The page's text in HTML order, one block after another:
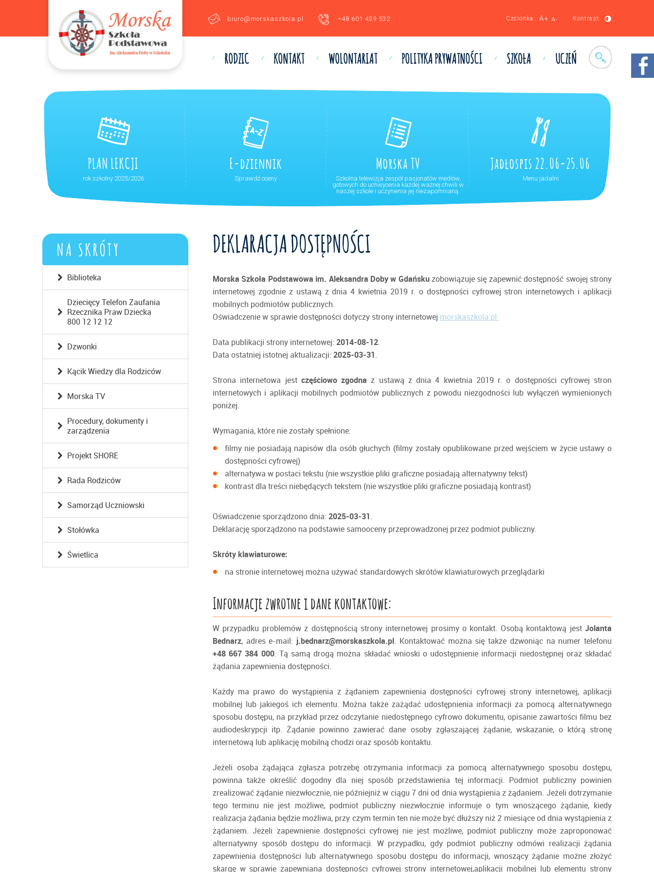
Czcionka: A+ A- Kontrast:
biuro@morskaszkola.pl +48 601 439 532
RODZIC KONTAKT WOLONTARIAT POLITYKA PRYWATNOŚCI SZKOŁA UCZEŃ
Deklaracja dostępności
PLAN LEKCJI
rok szkolny 2025/2026
E-dziennik
Sprawdź oceny
Morska TV
Szkolna telewizja zespół pasjonatów mediów,
gotowych do uchwycenia każdej ważnej chwili w
naszej szkole i uczynienia jej niezapomnianą.
Jadłospis 22.06-25.06
Menu jadalni
NA SKRÓTY
Biblioteka
Dziecięcy Telefon Zaufania
Rzecznika Praw Dziecka
800 12 12 12
Dzwonki
Kącik Wiedzy dla Rodziców
Morska TV
Procedury, dokumenty i
zarządzenia
Projekt SHORE
Rada Rodziców
Samorząd Uczniowski
Stołówka
Świetlica
DEKLARACJA DOSTĘPNOŚCI
Morska Szkoła Podstawowa im. Aleksandra Doby w Gdańskuzobowiązuje się zapewnić dostępność swojej strony
internetowej zgodnie z ustawą z dnia 4 kwietnia 2019 r. o dostępności cyfrowej stron internetowych i aplikacji
mobilnych podmiotów publicznych.
Oświadczenie w sprawie dostępności dotyczy strony internetowej morskaszkola.pl
Data publikacji strony internetowej: 2014-08-12.
Data ostatniej istotnej aktualizacji: 2025-03-31.
Strona internetowa jest częściowo zgodna z ustawą z dnia 4 kwietnia 2019 r. o dostępności cyfrowej stron
internetowych i aplikacji mobilnych podmiotów publicznych z powodu niezgodności lub wyłączeń wymienionych
poniżej.
Wymagania, które nie zostały spełnione:
filmy nie posiadają napisów dla osób głuchych (filmy zostały opublikowane przed wejściem w życie ustawy o
dostępności cyfrowej)
alternatywa w postaci tekstu (nie wszystkie pliki graficzne posiadają alternatywny tekst)
kontrast dla treści niebędących tekstem (nie wszystkie pliki graficzne posiadają kontrast)
Oświadczenie sporządzono dnia: 2025-03-31.
Deklarację sporządzono na podstawie samooceny przeprowadzonej przez podmiot publiczny.
Skróty klawiaturowe:
na stronie internetowej można używać standardowych skrótów klawiaturowych przeglądarki
Informacje zwrotne i dane kontaktowe:
W przypadku problemów z dostępnością strony internetowej prosimy o kontakt. Osobą kontaktową jest Jolanta
Bednarz, adres e-mail: j.bednarz@morskaszkola.pl. Kontaktować można się także dzwoniąc na numer telefonu
+48 667 384 000. Tą samą drogą można składać wnioski o udostępnienie informacji niedostępnej oraz składać
żądania zapewnienia dostępności.
Każdy ma prawo do wystąpienia z żądaniem zapewnienia dostępności cyfrowej strony internetowej, aplikacji
mobilnej lub jakiegoś ich elementu. Można także zażądać udostępnienia informacji za pomocą alternatywnego
sposobu dostępu, na przykład przez odczytanie niedostępnego cyfrowo dokumentu, opisanie zawartości filmu bez
audiodeskrypcji itp. Żądanie powinno zawierać dane osoby zgłaszającej żądanie, wskazanie, o którą stronę
internetową lub aplikację mobilną chodzi oraz sposób kontaktu.
Jeżeli osoba żądająca zgłasza potrzebę otrzymania informacji za pomocą alternatywnego sposobu dostępu,
powinna także określić dogodny dla niej sposób przedstawienia tej informacji. Podmiot publiczny powinien
zrealizować żądanie niezwłocznie, nie późniejniż w ciągu 7 dni od dnia wystąpienia z żądaniem. Jeżeli dotrzymanie
tego terminu nie jest możliwe, podmiot publiczny niezwłocznie informuje o tym wnoszącego żądanie, kiedy
realizacja żądania będzie możliwa, przy czym termin ten nie może być dłuższy niż 2 miesiące od dnia wystąpienia z
żądaniem. Jeżeli zapewnienie dostępności cyfrowej nie jest możliwe, podmiot publiczny może zaproponować
alternatywny sposób dostępu do informacji. W przypadku, gdy podmiot publiczny odmówi realizacji żądania
zapewnienia dostępności lub alternatywnego sposobu dostępu do informacji, wnoszący żądanie możne złożyć
skargę w sprawie zapewniana dostępności cyfrowej strony internetowej,aplikacji mobilnej lub elementu strony